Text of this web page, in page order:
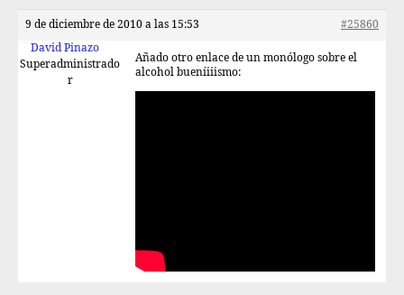
9 de diciembre de 2010 a las 15:53
#25860
David Pinazo
Superadministrado
r
Añado otro enlace de un monólogo sobre el
alcohol bueníiiismo: